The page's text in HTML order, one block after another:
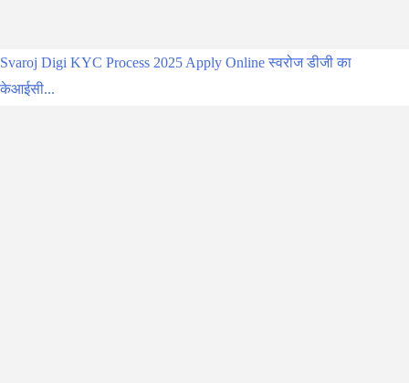
Svaroj Digi KYC Process 2025 Apply Online स्वरोज डीजी का
केआईसी...